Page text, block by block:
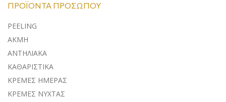
ΠΡΟΪΌΝΤΑ ΠΡΟΣΏΠΟΥ
PEELING
ΑΚΜΗ
ΑΝΤΗΛΙΑΚA
ΚΑΘΑΡΙΣΤΙΚΑ
ΚΡΕΜΕΣ ΗΜΕΡΑΣ
ΚΡΕΜΕΣ ΝΥΧΤΑΣ